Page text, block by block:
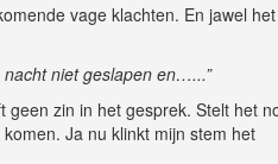
vage klachten. En jawel
niet geslapen en…...”
zin in het gesprek. Stelt het
Ja nu klinkt mijn stem het